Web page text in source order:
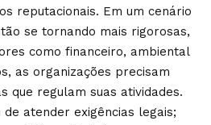
reputacionais. Em um cenário
se tornando mais rigorosas,
como financeiro, ambiental
as organizações precisam
que regulam suas atividades.
atender exigências legais;